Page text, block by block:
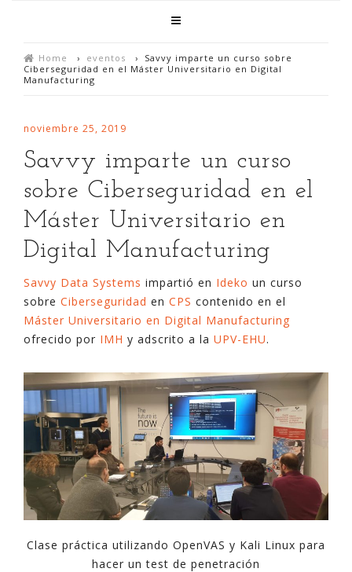
Home › eventos › Savvy imparte un curso sobre
Ciberseguridad en el Máster Universitario en Digital
Manufacturing
noviembre 25, 2019
Savvy imparte un curso
sobre Ciberseguridad en el
Máster Universitario en
Digital Manufacturing
Savvy Data Systems impartió en Ideko un curso
sobre Ciberseguridad en CPS contenido en el
Máster Universitario en Digital Manufacturing
ofrecido por IMH y adscrito a la UPV-EHU.
Clase práctica utilizando OpenVAS y Kali Linux para
hacer un test de penetración